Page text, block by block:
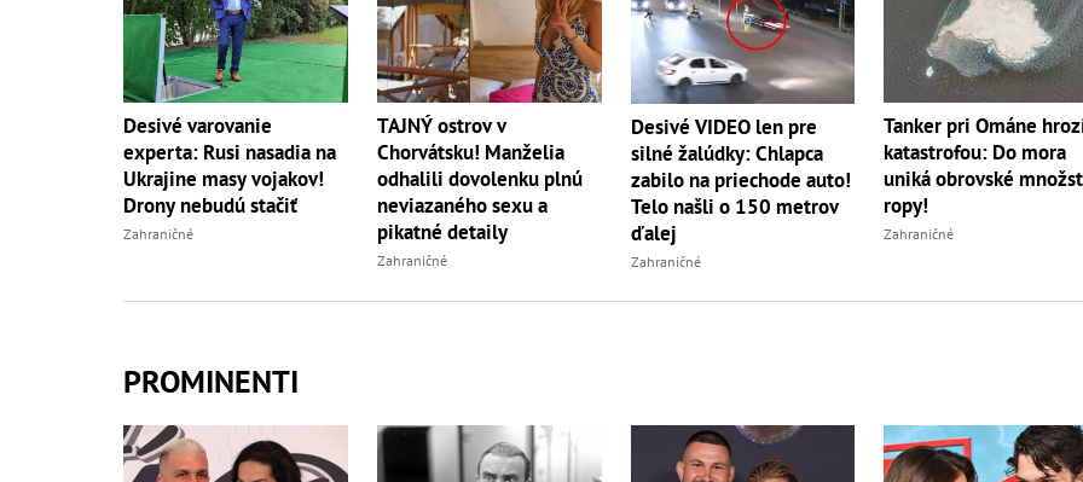
Desivé varovanie
experta: Rusi nasadia na
Ukrajine masy vojakov!
Drony nebudú stačiť
Zahraničné
TAJNÝ ostrov v
Chorvátsku! Manželia
odhalili dovolenku plnú
neviazaného sexu a
pikatné detaily
Zahraničné
Desivé VIDEO len pre
silné žalúdky: Chlapca
zabilo na priechode auto!
Telo našli o 150 metrov
ďalej
Zahraničné
Tanker pri Ománe
katastrofou: Do mora
uniká obrovské
ropy!
Zahraničné
PROMINENTI